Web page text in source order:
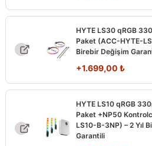
HYTE LS30 qRGB
Paket (ACC-HYTE-
Birebir Değişim
+1.699,00 ₺
HYTE LS10 qRGB
Paket +NP50
LS10-B-3NP) – 2 Yıl
Garantili